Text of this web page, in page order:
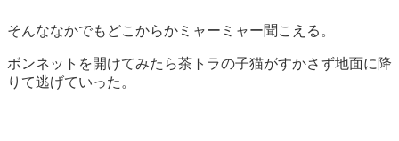
そんななかでもどこからかミャーミャー聞こえる。
ボンネットを開けてみたら茶トラの子猫がすかさず地面に降
りて逃げていった。